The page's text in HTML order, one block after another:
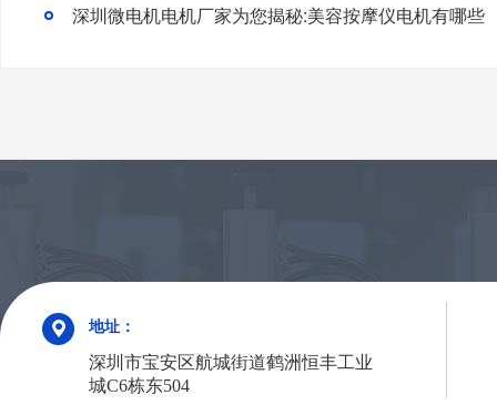
深圳微电机电机厂家为您揭秘:美容按摩仪电机有哪些
地址：
深圳市宝安区航城街道鹤洲恒丰工业
城C6栋东504